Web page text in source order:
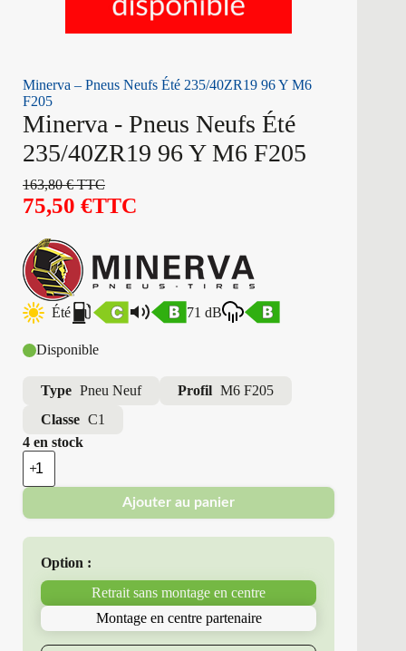
Minerva – Pneus Neufs Été 235/40ZR19 96 Y M6
F205
Minerva - Pneus Neufs Été
235/40ZR19 96 Y M6 F205
163,80€TTC
75,50 €TTC
Été 71 dB
Disponible
Type Pneu Neuf Profil M6 F205
Classe C1
4 en stock
quantité
de
Minerva
Pneus
Neufs
235/40ZR19
F205
Ajouter au panier
Option :
Retrait sans montage en centre
Montage en centre partenaire